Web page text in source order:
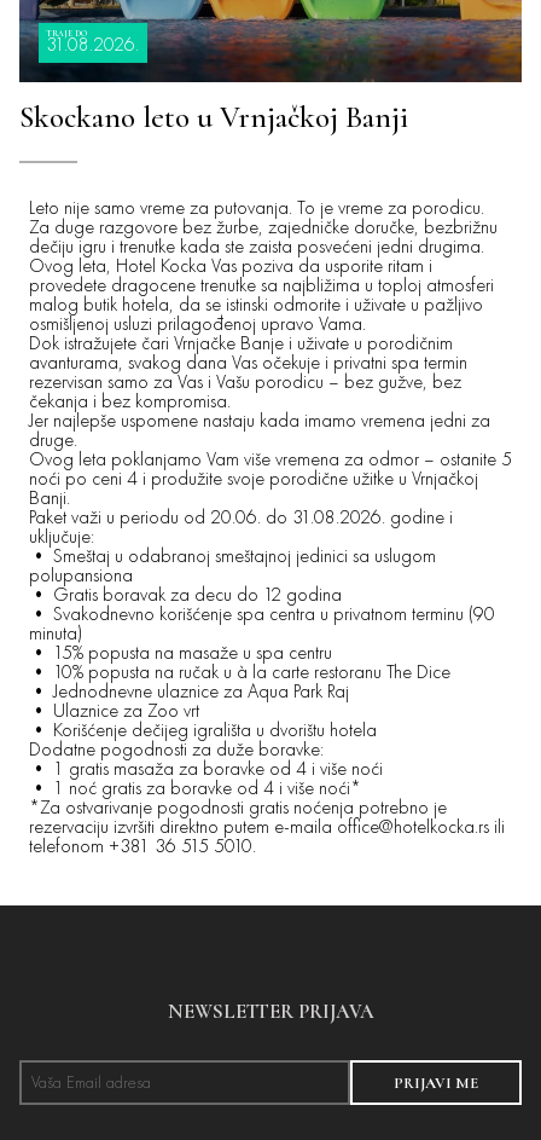
TRAJE DO
31.08.2026.
Skockano leto u Vrnjačkoj Banji
Leto nije samo vreme za putovanja. To je vreme za porodicu.
Za duge razgovore bez žurbe, zajedničke doručke, bezbrižnu
dečiju igru i trenutke kada ste zaista posvećeni jedni drugima.
Ovog leta, Hotel Kocka Vas poziva da usporite ritam i
provedete dragocene trenutke sa najbližima u toploj atmosferi
malog butik hotela, da se istinski odmorite i uživate u pažljivo
osmišljenoj usluzi prilagođenoj upravo Vama.
Dok istražujete čari Vrnjačke Banje i uživate u porodičnim
avanturama, svakog dana Vas očekuje i privatni spa termin
rezervisan samo za Vas i Vašu porodicu – bez gužve, bez
čekanja i bez kompromisa.
Jer najlepše uspomene nastaju kada imamo vremena jedni za
druge.
Ovog leta poklanjamo Vam više vremena za odmor – ostanite 5
noći po ceni 4 i produžite svoje porodične užitke u Vrnjačkoj
Banji.
Paket važi u periodu od 20.06. do 31.08.2026. godine i
uključuje:
• Smeštaj u odabranoj smeštajnoj jedinici sa uslugom
polupansiona
• Gratis boravak za decu do 12 godina
• Svakodnevno korišćenje spa centra u privatnom terminu (90
minuta)
• 15% popusta na masaže u spa centru
• 10% popusta na ručak u à la carte restoranu The Dice
• Jednodnevne ulaznice za Aqua Park Raj
• Ulaznice za Zoo vrt
• Korišćenje dečijeg igrališta u dvorištu hotela
Dodatne pogodnosti za duže boravke:
• 1 gratis masaža za boravke od 4 i više noći
• 1 noć gratis za boravke od 4 i više noći*
*Za ostvarivanje pogodnosti gratis noćenja potrebno je
rezervaciju izvršiti direktno putem e-maila office@hotelkocka.rs ili
telefonom +381 36 515 5010.
NEWSLETTER PRIJAVA
PRIJAVI ME